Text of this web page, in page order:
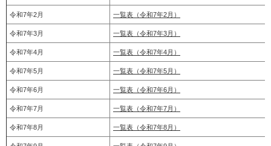
令和7年2月 一覧表（令和7年2月）
令和7年3月 一覧表（令和7年3月）
令和7年4月 一覧表（令和7年4月）
令和7年5月 一覧表（令和7年5月）
令和7年6月 一覧表（令和7年6月）
令和7年7月 一覧表（令和7年7月）
令和7年8月 一覧表（令和7年8月）